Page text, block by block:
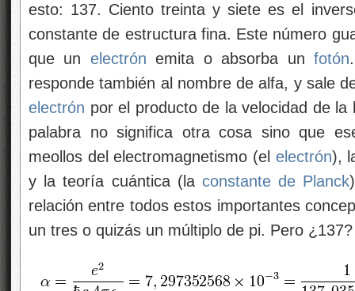
esto: 137. Ciento treinta y siete es el
constante de estructura fina. Este número
que un electrón emita o absorba un fotón
responde también al nombre de alfa, y sale
electrón por el producto de la velocidad de
palabra no significa otra cosa sino que
meollos del electromagnetismo (el electrón),
y la teoría cuántica (la constante de Planck
relación entre todos estos importantes
un tres o quizás un múltiplo de pi. Pero ¿137?